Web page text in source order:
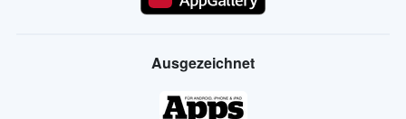
Ausgezeichnet